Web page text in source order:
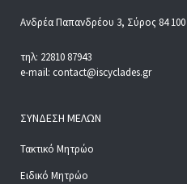
Ανδρέα Παπανδρέου 3, Σύρος 84 100
τηλ: 22810 87943
e-mail: contact@iscyclades.gr
ΣΎΝΔΕΣΗ ΜΕΛΏΝ
Τακτικό Μητρώο
Ειδικό Μητρώο